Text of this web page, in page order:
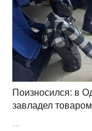
Поизносился: в
завладел